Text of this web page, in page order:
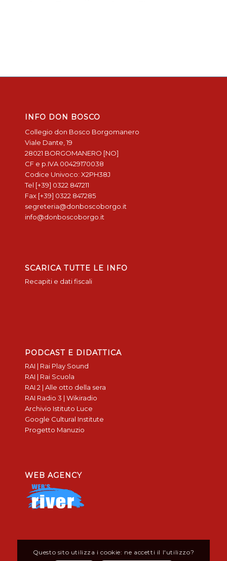
INFO DON BOSCO
Collegio don Bosco Borgomanero
Viale Dante, 19
28021 BORGOMANERO [NO]
CF e p.IVA 00429170038
Codice Univoco: X2PH38J
Tel [+39] 0322 847211
Fax [+39] 0322 847285
segreteria@donboscoborgo.it
info@donboscoborgo.it
SCARICA TUTTE LE INFO
Recapiti e dati fiscali
PODCAST E DIDATTICA
RAI | Rai Play Sound
RAI | Rai Scuola
RAI 2 | Alle otto della sera
RAI Radio 3 | Wikiradio
Archivio Istituto Luce
Google Cultural Institute
Progetto Manuzio
WEB AGENCY
Questo sito utilizza i cookie: ne accetti il l'utilizzo?